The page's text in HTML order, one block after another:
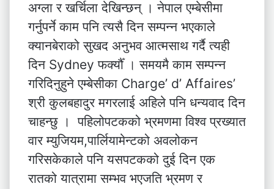
अग्ला र खर्चिला देखिन्छन् । नेपाल एम्बेसीमा
गर्नुपर्ने काम पनि त्यसै दिन सम्पन्न भएकाले
क्यानबेराको सुखद अनुभव आत्मसाथ गर्दै त्यही
दिन Sydney फर्क्यौँ । समयमै काम सम्पन्न
गरिदिनुहुने एम्बेसीका Charge’ d’ Affaires’
श्री कुलबहादुर मगरलाई अहिले पनि धन्यवाद दिन
चाहन्छु । पहिलोपटकको भ्रमणमा विश्व प्रख्यात
वार म्युजियम,पार्लियामेन्टको अवलोकन
गरिसकेकाले पनि यसपटकको दुई दिन एक
रातको यात्रामा सम्भव भएजति भ्रमण र